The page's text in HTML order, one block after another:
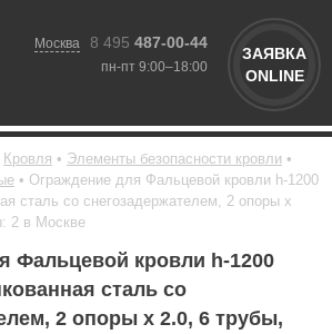
Москва 8 495 487-00-44
пн-пт 9:00–18:00
ЗАЯВКА
ONLINE
Кровля
Элементы безопасности кровли
Ограждение для Фальцевой кровли h-1200
сталь со снегозадержателем, 2 опоры х
2 в Москве
Фальцевой кровли h-1200
сталь со
2 опоры х 2.0, 6 трубы,